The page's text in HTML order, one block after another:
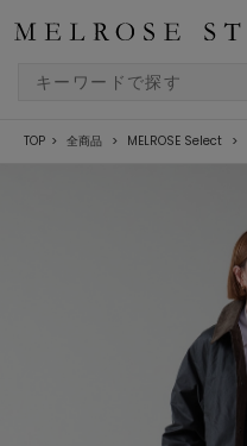
TOP 全商品 MELROSE Select